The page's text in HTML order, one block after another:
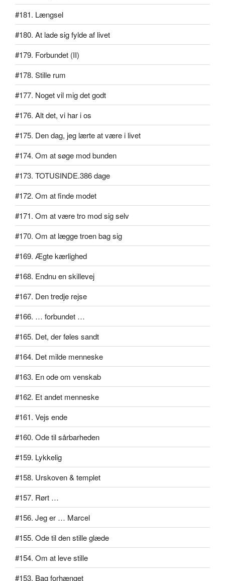
#181. Længsel
#180. At lade sig fylde af livet
#179. Forbundet (II)
#178. Stille rum
#177. Noget vil mig det godt
#176. Alt det, vi har i os
#175. Den dag, jeg lærte at være i livet
#174. Om at søge mod bunden
#173. TOTUSINDE.386 dage
#172. Om at finde modet
#171. Om at være tro mod sig selv
#170. Om at lægge troen bag sig
#169. Ægte kærlighed
#168. Endnu en skillevej
#167. Den tredje rejse
#166. … forbundet …
#165. Det, der føles sandt
#164. Det milde menneske
#163. En ode om venskab
#162. Et andet menneske
#161. Vejs ende
#160. Ode til sårbarheden
#159. Lykkelig
#158. Urskoven & templet
#157. Rørt …
#156. Jeg er … Marcel
#155. Ode til den stille glæde
#154. Om at leve stille
#153. Bag forhænget